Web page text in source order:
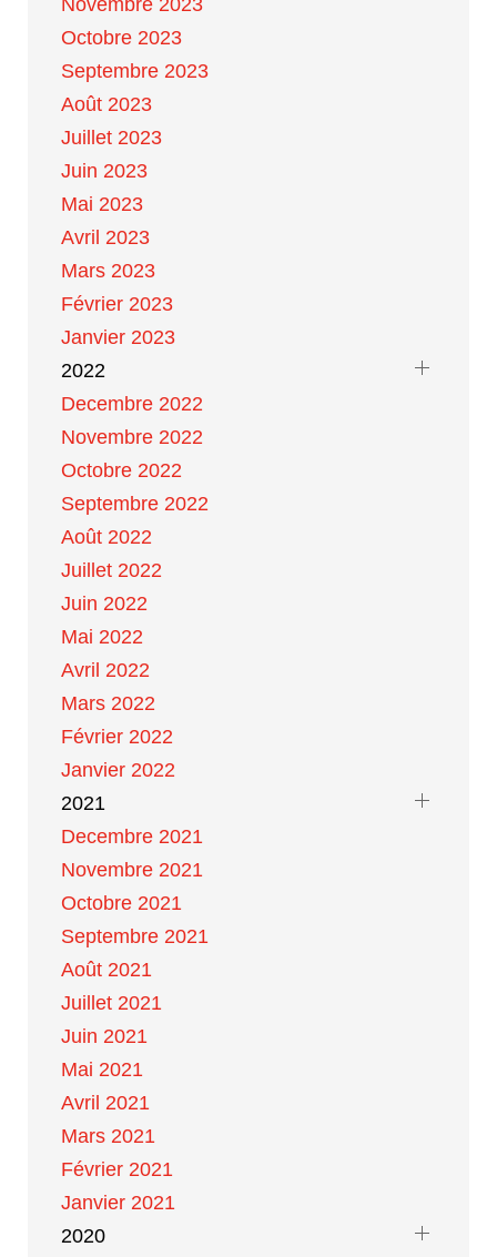
Novembre 2023
Octobre 2023
Septembre 2023
Août 2023
Juillet 2023
Juin 2023
Mai 2023
Avril 2023
Mars 2023
Février 2023
Janvier 2023
2022
Decembre 2022
Novembre 2022
Octobre 2022
Septembre 2022
Août 2022
Juillet 2022
Juin 2022
Mai 2022
Avril 2022
Mars 2022
Février 2022
Janvier 2022
2021
Decembre 2021
Novembre 2021
Octobre 2021
Septembre 2021
Août 2021
Juillet 2021
Juin 2021
Mai 2021
Avril 2021
Mars 2021
Février 2021
Janvier 2021
2020